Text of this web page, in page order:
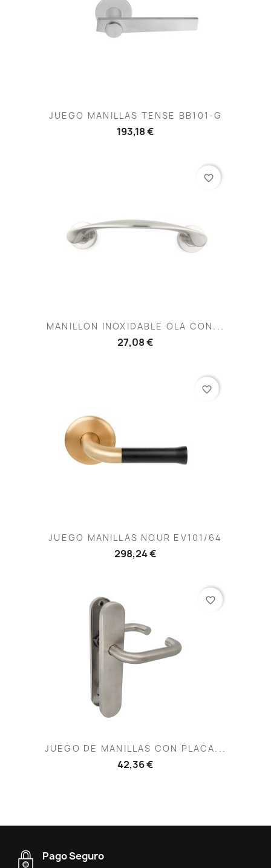
JUEGO MANILLAS TENSE BB101-G
193,18 €
MANILLON INOXIDABLE OLA CON...
27,08 €
favorite_border
JUEGO MANILLAS NOUR EV101/64
298,24 €
favorite_border
JUEGO DE MANILLAS CON PLACA...
42,36 €
favorite_border
Pago Seguro